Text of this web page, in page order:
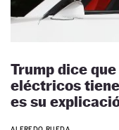
Trump dice
eléctricos
es su